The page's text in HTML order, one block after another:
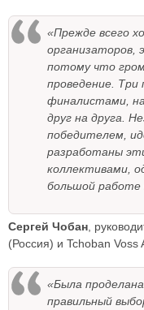
«Прежде всего
организаторов,
потому что
проведение.
финалистами,
друг на друга.
победителем,
разработаны
коллективами,
большой работе
Сергей Чобан ,
(Россия) и Tchoban
«Была
правильный